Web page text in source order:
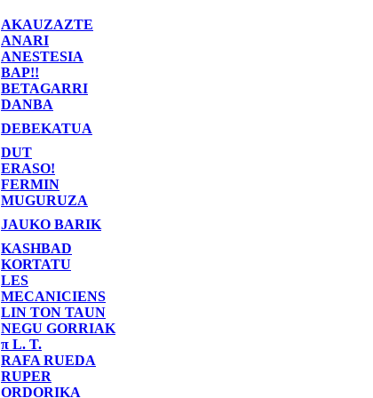
AKAUZAZTE
ANARI
ANESTESIA
BAP!!
BETAGARRI
DANBA
DEBEKATUA
DUT
ERASO!
FERMIN
MUGURUZA
JAUKO BARIK
KASHBAD
KORTATU
LES
MECANICIENS
LIN TON TAUN
NEGU GORRIAK
π L. T.
RAFA RUEDA
RUPER
ORDORIKA